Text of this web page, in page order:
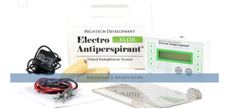
Adicionar à encomenda